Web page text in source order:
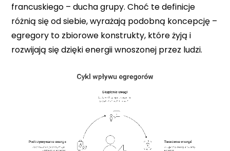
francuskiego – ducha grupy. Choć te definicje
różnią się od siebie, wyrażają podobną koncepcję –
egregory to zbiorowe konstrukty, które żyją i
rozwijają się dzięki energii wnoszonej przez ludzi.